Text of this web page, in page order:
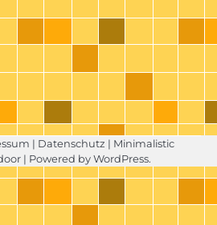
| Datenschutz | Minimalistic
| Powered byWordPress.